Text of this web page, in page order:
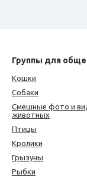
Группы для
Кошки
Собаки
Смешные фото и
животных
Птицы
Кролики
Грызуны
Рыбки